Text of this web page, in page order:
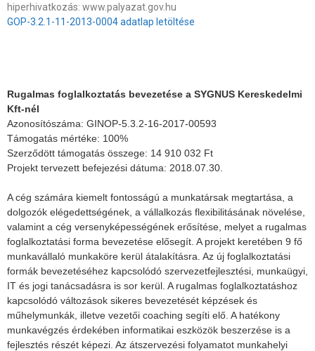
hiperhivatkozás: www.palyazat.gov.hu
GOP-3.2.1-11-2013-0004 adatlap letöltése
Rugalmas foglalkoztatás bevezetése a SYGNUS Kereskedelmi
Kft-nél
Azonosítószáma: GINOP-5.3.2-16-2017-00593
Támogatás mértéke: 100%
Szerződött támogatás összege: 14 910 032 Ft
Projekt tervezett befejezési dátuma: 2018.07.30.
A cég számára kiemelt fontosságú a munkatársak megtartása, a
dolgozók elégedettségének, a vállalkozás flexibilitásának növelése,
valamint a cég versenyképességének erősítése, melyet a rugalmas
foglalkoztatási forma bevezetése elősegít. A projekt keretében 9 fő
munkavállaló munkaköre kerül átalakításra. Az új foglalkoztatási
formák bevezetéséhez kapcsolódó szervezetfejlesztési, munkaügyi,
IT és jogi tanácsadásra is sor kerül. A rugalmas foglalkoztatáshoz
kapcsolódó változások sikeres bevezetését képzések és
műhelymunkák, illetve vezetői coaching segíti elő. A hatékony
munkavégzés érdekében informatikai eszközök beszerzése is a
fejlesztés részét képezi. Az átszervezési folyamatot munkahelyi